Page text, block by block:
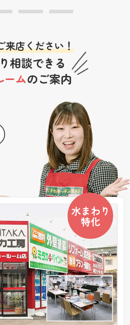
来店ください！
相談できる
ームのご案内
水まわり
特化